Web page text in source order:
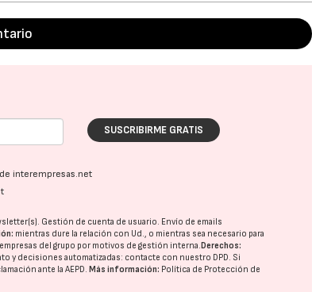
SUSCRIBIRME GRATIS
interempresas.net
Gestión de cuenta de usuario. Envío de emails
mientras dure la relación con Ud., o mientras sea necesario para
empresas del grupo por motivos de gestión interna. Derechos:
y decisiones automatizadas: contacte con nuestro DPD. Si
ante laAEPD. Más información: Política de Protección de